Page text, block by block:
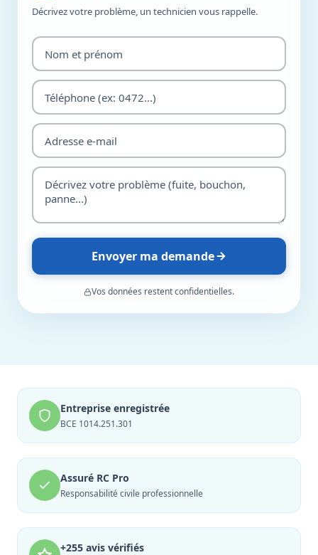
Décrivez votre problème, un technicien vous rappelle.
Envoyer ma demande
Vos données restent confidentielles.
Entreprise enregistrée
BCE 1014.251.301
Assuré RC Pro
Responsabilité civile professionnelle
+255 avis vérifiés